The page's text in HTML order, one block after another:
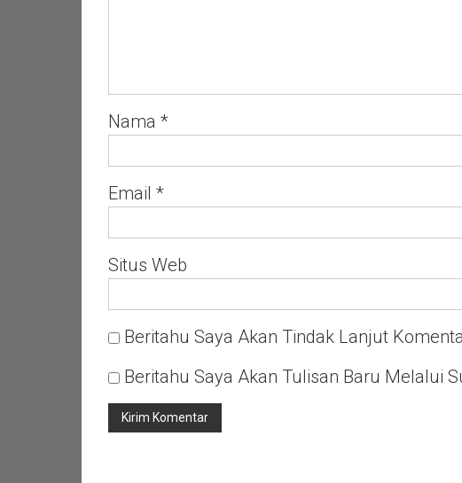
Nama *
Email *
Situs Web
Beritahu Saya Akan Tindak Lanjut
Beritahu Saya Akan Tulisan Baru Melalui